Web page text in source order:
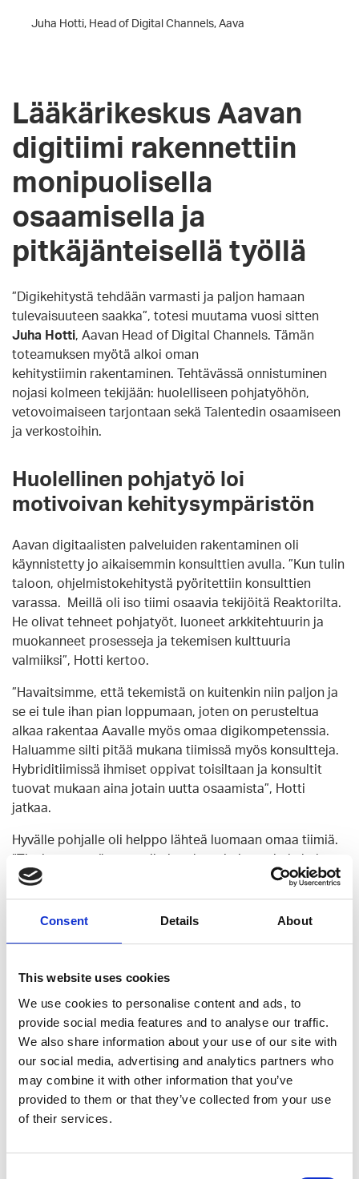
Consent Details About
This website uses cookies
We use cookies to personalise content and ads, to
provide social media features and to analyse our traffic.
We also share information about your use of our site with
our social media, advertising and analytics partners who
may combine it with other information that you’ve
provided to them or that they’ve collected from your use
of their services.
Juha Hotti, Head of Digital Channels, Aava
Lääkärikeskus Aavan
digitiimi rakennettiin
monipuolisella
osaamisella ja
pitkäjänteisellä työllä
”Digikehitystä tehdään varmasti ja paljon hamaan
tulevaisuuteen saakka”, totesi muutama vuosi sitten
Juha Hotti, Aavan Head of Digital Channels. Tämän
toteamuksen myötä alkoi oman
kehitystiimin rakentaminen. Tehtävässä onnistuminen
nojasi kolmeen tekijään: huolelliseen pohjatyöhön,
vetovoimaiseen tarjontaan sekä Talentedin osaamiseen
ja verkostoihin.
Huolellinen pohjatyö loi
motivoivan kehitysympäristön
Aavan digitaalisten palveluiden rakentaminen oli
käynnistetty jo aikaisemmin konsulttien avulla. ”Kun tulin
taloon, ohjelmistokehitystä pyöritettiin konsulttien
varassa. Meillä oli iso tiimi osaavia tekijöitä Reaktorilta.
He olivat tehneet pohjatyöt, luoneet arkkitehtuurin ja
muokanneet prosesseja ja tekemisen kulttuuria
valmiiksi”, Hotti kertoo.
”Havaitsimme, että tekemistä on kuitenkin niin paljon ja
se ei tule ihan pian loppumaan, joten on perusteltua
alkaa rakentaa Aavalle myös omaa digikompetenssia.
Haluamme silti pitää mukana tiimissä myös konsultteja.
Hybriditiimissä ihmiset oppivat toisiltaan ja konsultit
tuovat mukaan aina jotain uutta osaamista”, Hotti
jatkaa.
Hyvälle pohjalle oli helppo lähteä luomaan omaa tiimiä.
”Tiesimme, että oman tiimin rekrytoiminen ei ole helppo
tehtävä, mutta luotimme meidän tekemiseen ja
kulttuuriin. Meillä on kuitenkin aika vähän legacya, koodi
on hyvää ja fiksusti rakennettua ja tiimillä on paljon
Digikyvykkyyden kehittäminen
vaatii sitkeyttä
Vaikka Aava on merkityksellinen ja hyvä työnantaja – ja
kehitysympäristö on poikkeuksellisen motivoiva – oman
digitiimin rakentaminen tyhjästä ei silti ole
läpihuutojuttu. ”Tiesimme odottaa alkuun vaikeuksia,
sillä ensimmäisten devaajien rekrytoiminen vaatii myös